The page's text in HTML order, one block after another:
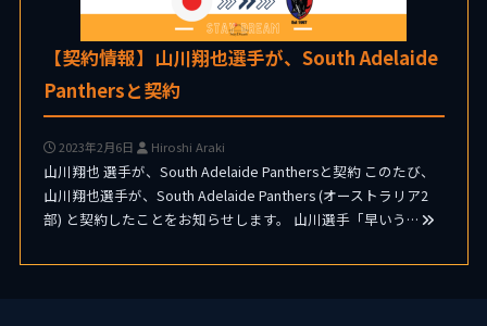
【契約情報】山川翔也選手が、South Adelaide
Panthersと契約
2023年2月6日 Hiroshi Araki
山川翔也 選手が、South Adelaide Panthersと契約 このたび、
山川翔也選手が、South Adelaide Panthers (オーストラリア2
部) と契約したことをお知らせします。 山川選手「早いう…